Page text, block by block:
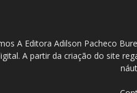
A Editora Adilson Pacheco
A partir da criação do site